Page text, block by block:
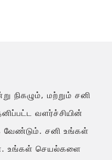
நிகழும், மற்றும் சனி
வளர்ச்சியின்
வேண்டும். சனி உங்கள்
உங்கள் செயல்களை